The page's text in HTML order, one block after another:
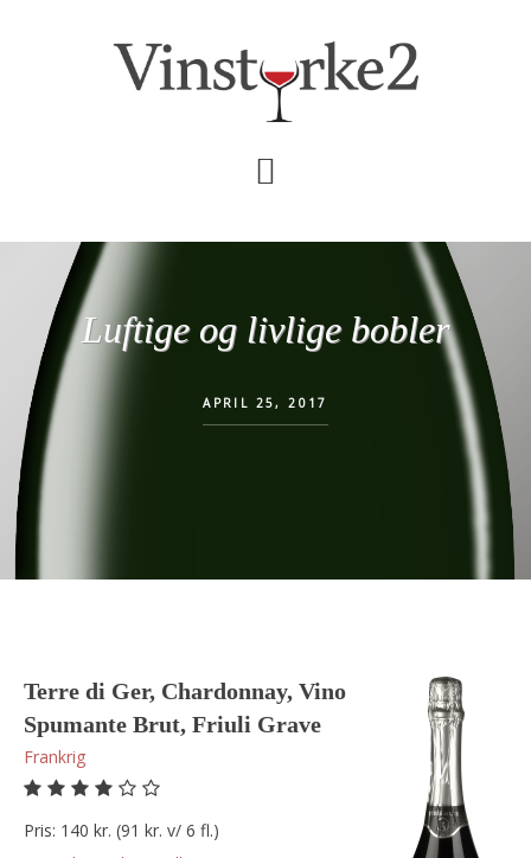
Luftige og livlige bobler
APRIL 25, 2017
Terre di Ger, Chardonnay, Vino
Spumante Brut, Friuli Grave
Frankrig
Pris: 140 kr. (91 kr. v/ 6 fl.)